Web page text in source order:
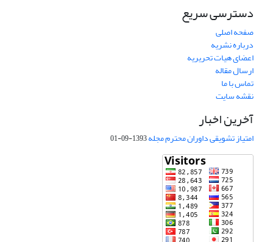
دسترسی سریع
صفحه اصلی
درباره نشریه
اعضای هیات تحریریه
ارسال مقاله
تماس با ما
نقشه سایت
آخرین اخبار
امتیاز تشویقی داوران محترم مجله1393-09-01